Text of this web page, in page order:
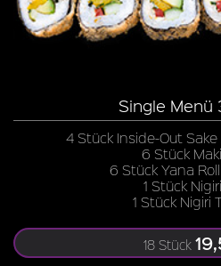
Single Menü
4 Stück Inside-Out
6 Stück
6 Stück Yana
1 Stück
1 Stück Nigiri
18 Stück